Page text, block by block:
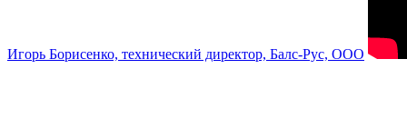
Игорь Борисенко, технический директор, Балс-Рус, ООО